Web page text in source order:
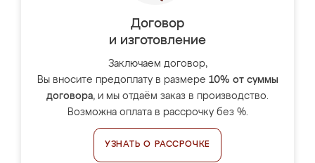
Договор
и изготовление
Заключаем договор,
Вы вносите предоплату в размере 10% от суммы
договора, и мы отдаём заказ в производство.
Возможна оплата в рассрочку без %.
УЗНАТЬ О РАССРОЧКЕ